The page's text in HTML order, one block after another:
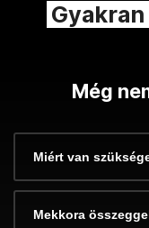
Még
Miért van
Mekkora